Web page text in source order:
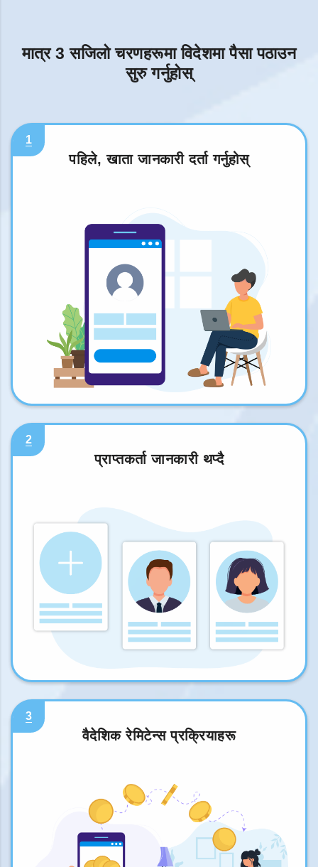
मात्र 3 सजिलो चरणहरूमा विदेशमा पैसा पठाउन
सुरु गर्नुहोस्
1
पहिले, खाता जानकारी दर्ता गर्नुहोस्
2
प्राप्तकर्ता जानकारी थप्दै
3
वैदेशिक रेमिटेन्स प्रक्रियाहरू